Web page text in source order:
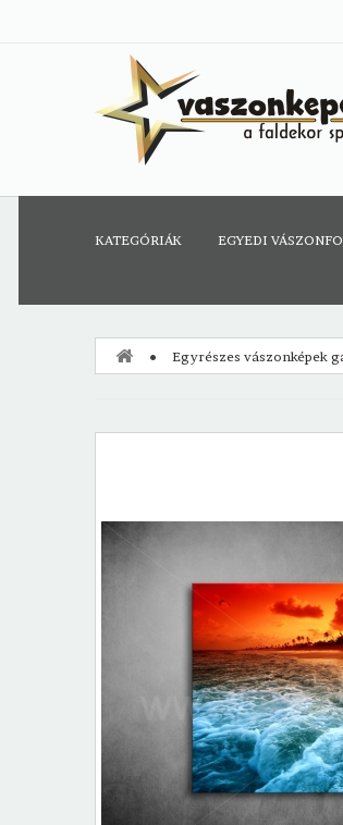
KATEGÓRIÁK EGYEDI
Egyrészes vászonképek